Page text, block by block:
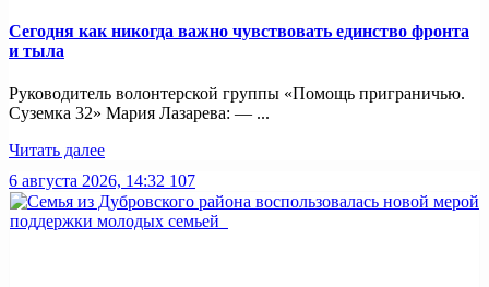
Сегодня как никогда важно чувствовать единство фронта
и тыла
Руководитель волонтерской группы «Помощь приграничью.
Суземка 32» Мария Лазарева: — ...
Читать далее
6 августа 2026, 14:32 107